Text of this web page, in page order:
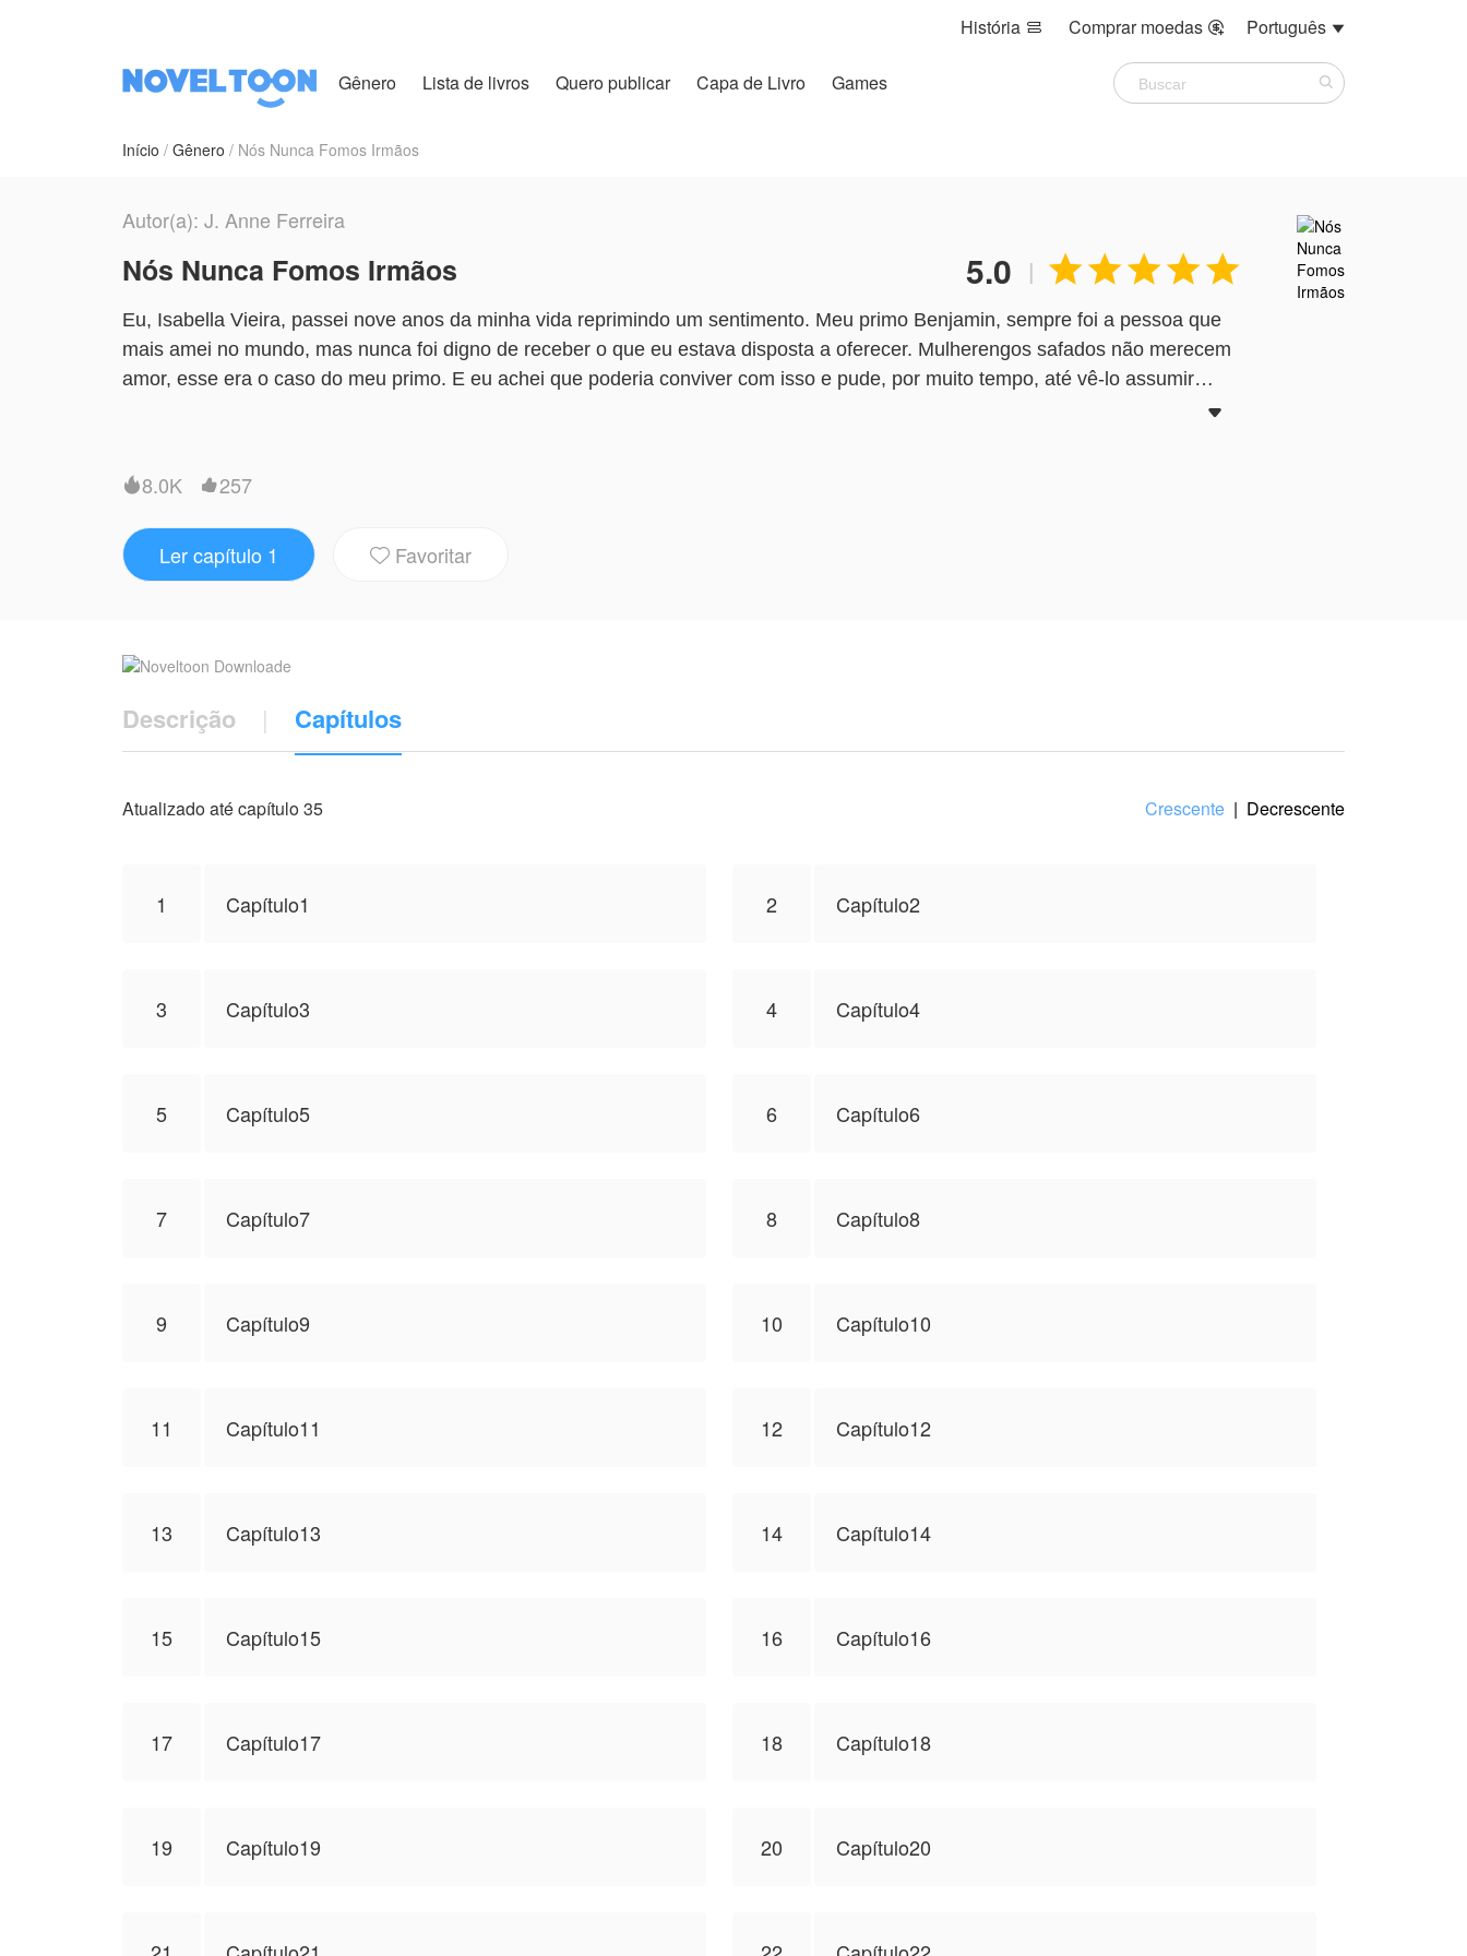
História  Comprar moedas  Português 
Gênero Lista de livros Quero publicar Capa de Livro Games
Início Gênero Nós Nunca Fomos Irmãos
Autor(a): J. Anne Ferreira
Nós Nunca Fomos Irmãos 5.0 | 
Eu, Isabella Vieira, passei nove anos da minha vida reprimindo um sentimento. Meu primo Benjamin, sempre foi a pessoa que
mais amei no mundo, mas nunca foi digno de receber o que eu estava disposta a oferecer. Mulherengos safados não merecem
amor, esse era o caso do meu primo. E eu achei que poderia conviver com isso e pude, por muito tempo, até vê-lo assumir
levou pra tudo acontecer, pra eu tomar a decisão mais difícil da minha vida.
NovelToon tem autorização de J. Anne Ferreira para publicar esta obra, o conteúdo é baseado na perspectiva do(a) autor(a), e
não representa a perspectiva de NovelToon

8.0K 257
Ler capítulo 1  Favoritar
Descrição | Capítulos
Atualizado até capítulo 35 Crescente | Decrescente
1 Capítulo1 2 Capítulo2
3 Capítulo3 4 Capítulo4
5 Capítulo5 6 Capítulo6
7 Capítulo7 8 Capítulo8
9 Capítulo9 10 Capítulo10
11 Capítulo11 12 Capítulo12
13 Capítulo13 14 Capítulo14
15 Capítulo15 16 Capítulo16
17 Capítulo17 18 Capítulo18
19 Capítulo19 20 Capítulo20